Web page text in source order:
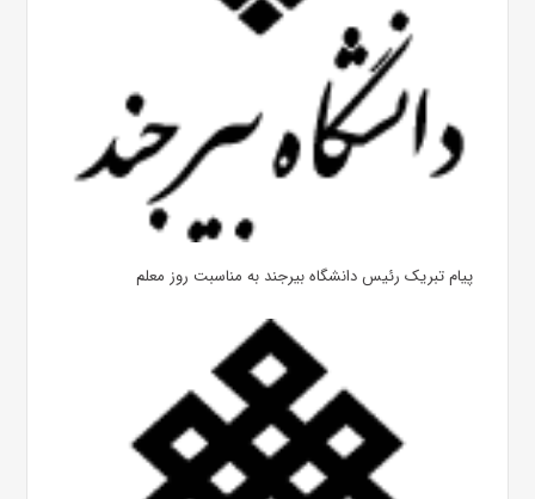
پیام تبریک رئیس دانشگاه بیرجند به مناسبت روز معلم